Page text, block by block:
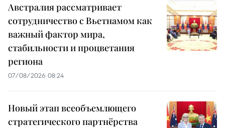
Австралия рассматривает
сотрудничество с Вьетнамом как
важный фактор мира,
стабильности и процветания
региона
07/08/2026 08:24
Новый этап всеобъемлющего
стратегического партнёрства